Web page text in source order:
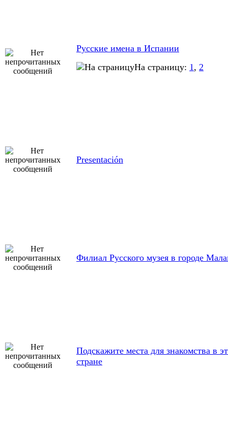
Русские имена в Испании
На страницу: 1, 2
Presentación
Филиал Русского музея в городе
Подскажите места для знакомства в
стране